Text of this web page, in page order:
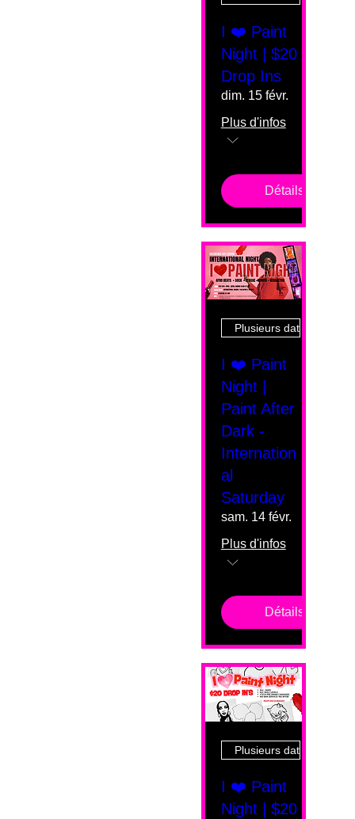
I ❤️ Paint
Night | $20
Drop Ins
dim. 15 févr.
Plus d'infos
Détails
Plusieurs dates
I ❤️ Paint
Night |
Paint After
Dark -
Internation
al
Saturday
sam. 14 févr.
Plus d'infos
Détails
Plusieurs dates
I ❤️ Paint
Night | $20